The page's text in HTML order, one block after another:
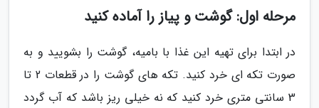
مرحله اول: گوشت و پیاز را آماده کنید
در ابتدا برای تهیه این غذا با بامیه، گوشت را بشویید و به
صورت تکه ای خرد کنید. تکه های گوشت را در قطعات 2 تا
3 سانتی متری خرد کنید که نه خیلی ریز باشد که آب گردد